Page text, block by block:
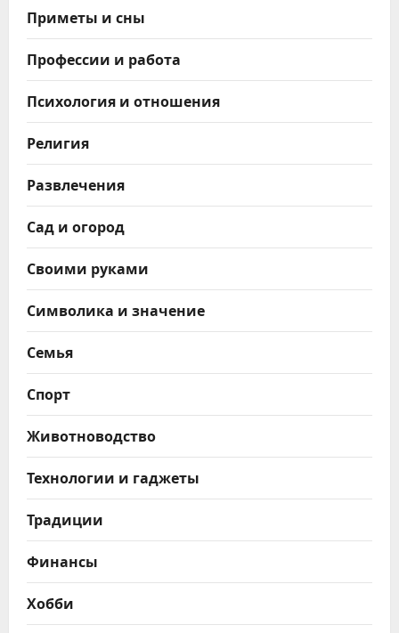
Приметы и сны
Профессии и работа
Психология и отношения
Религия
Развлечения
Сад и огород
Своими руками
Символика и значение
Семья
Спорт
Животноводство
Технологии и гаджеты
Традиции
Финансы
Хобби